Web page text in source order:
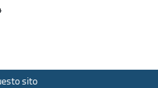
sito